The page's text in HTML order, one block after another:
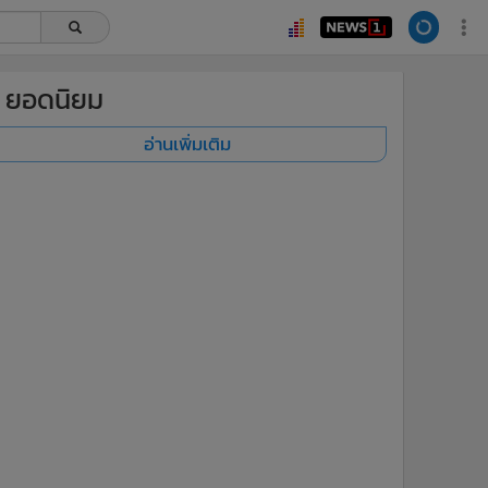
ยอดนิยม
อ่านเพิ่มเติม